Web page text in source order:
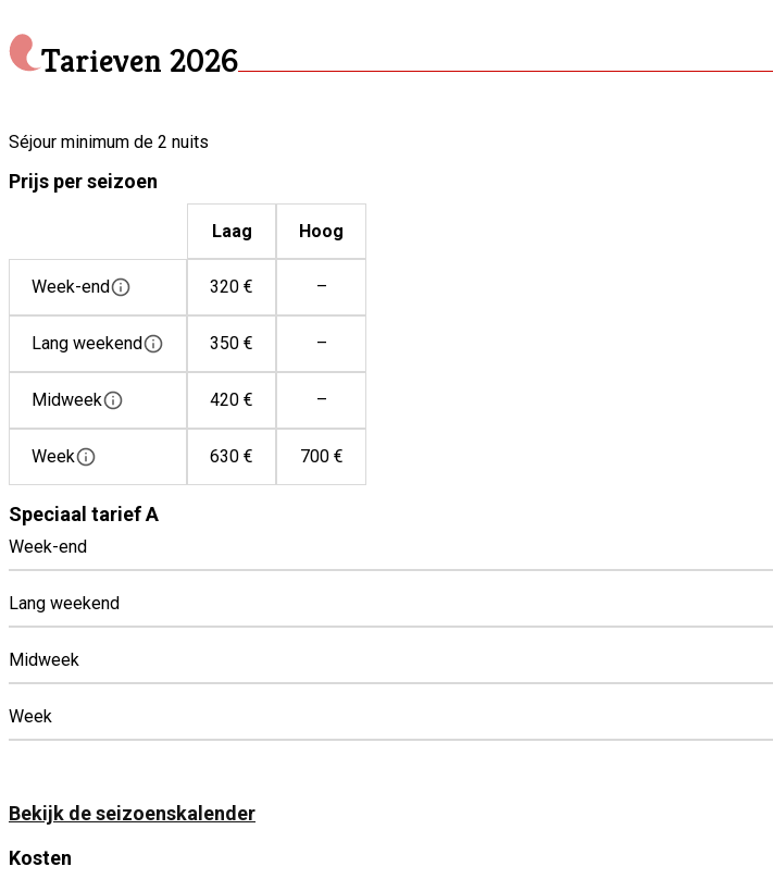
Tarieven 2026
Séjour minimum de 2 nuits
Prijs per seizoen
Laag Hoog
Week-end 320 € –
Lang weekend 350 € –
Midweek 420 € –
Week 630 € 700 €
Speciaal tarief A
Week-end
Lang weekend
Midweek
Week
Bekijk de seizoenskalender
Kosten